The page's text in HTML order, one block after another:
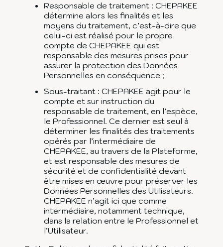
Responsable de traitement : CHEPAKEE
détermine alors les finalités et les
moyens du traitement, c’est-à-dire que
celui-ci est réalisé pour le propre
compte de CHEPAKEE qui est
responsable des mesures prises pour
assurer la protection des Données
Personnelles en conséquence ;
Sous-traitant : CHEPAKEE agit pour le
compte et sur instruction du
responsable de traitement, en l’espèce,
le Professionnel. Ce dernier est seul à
déterminer les finalités des traitements
opérés par l’intermédiaire de
CHEPAKEE, au travers de la Plateforme,
et est responsable des mesures de
sécurité et de confidentialité devant
être mises en œuvre pour préserver les
Données Personnelles des Utilisateurs.
CHEPAKEE n’agit ici que comme
intermédiaire, notamment technique,
dans la relation entre le Professionnel et
l’Utilisateur.